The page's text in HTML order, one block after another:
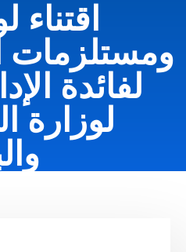
ومستلزمات
لفائدة
لوزارة